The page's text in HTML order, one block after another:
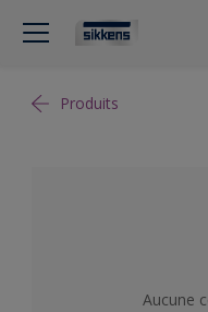
Produits
Aucune